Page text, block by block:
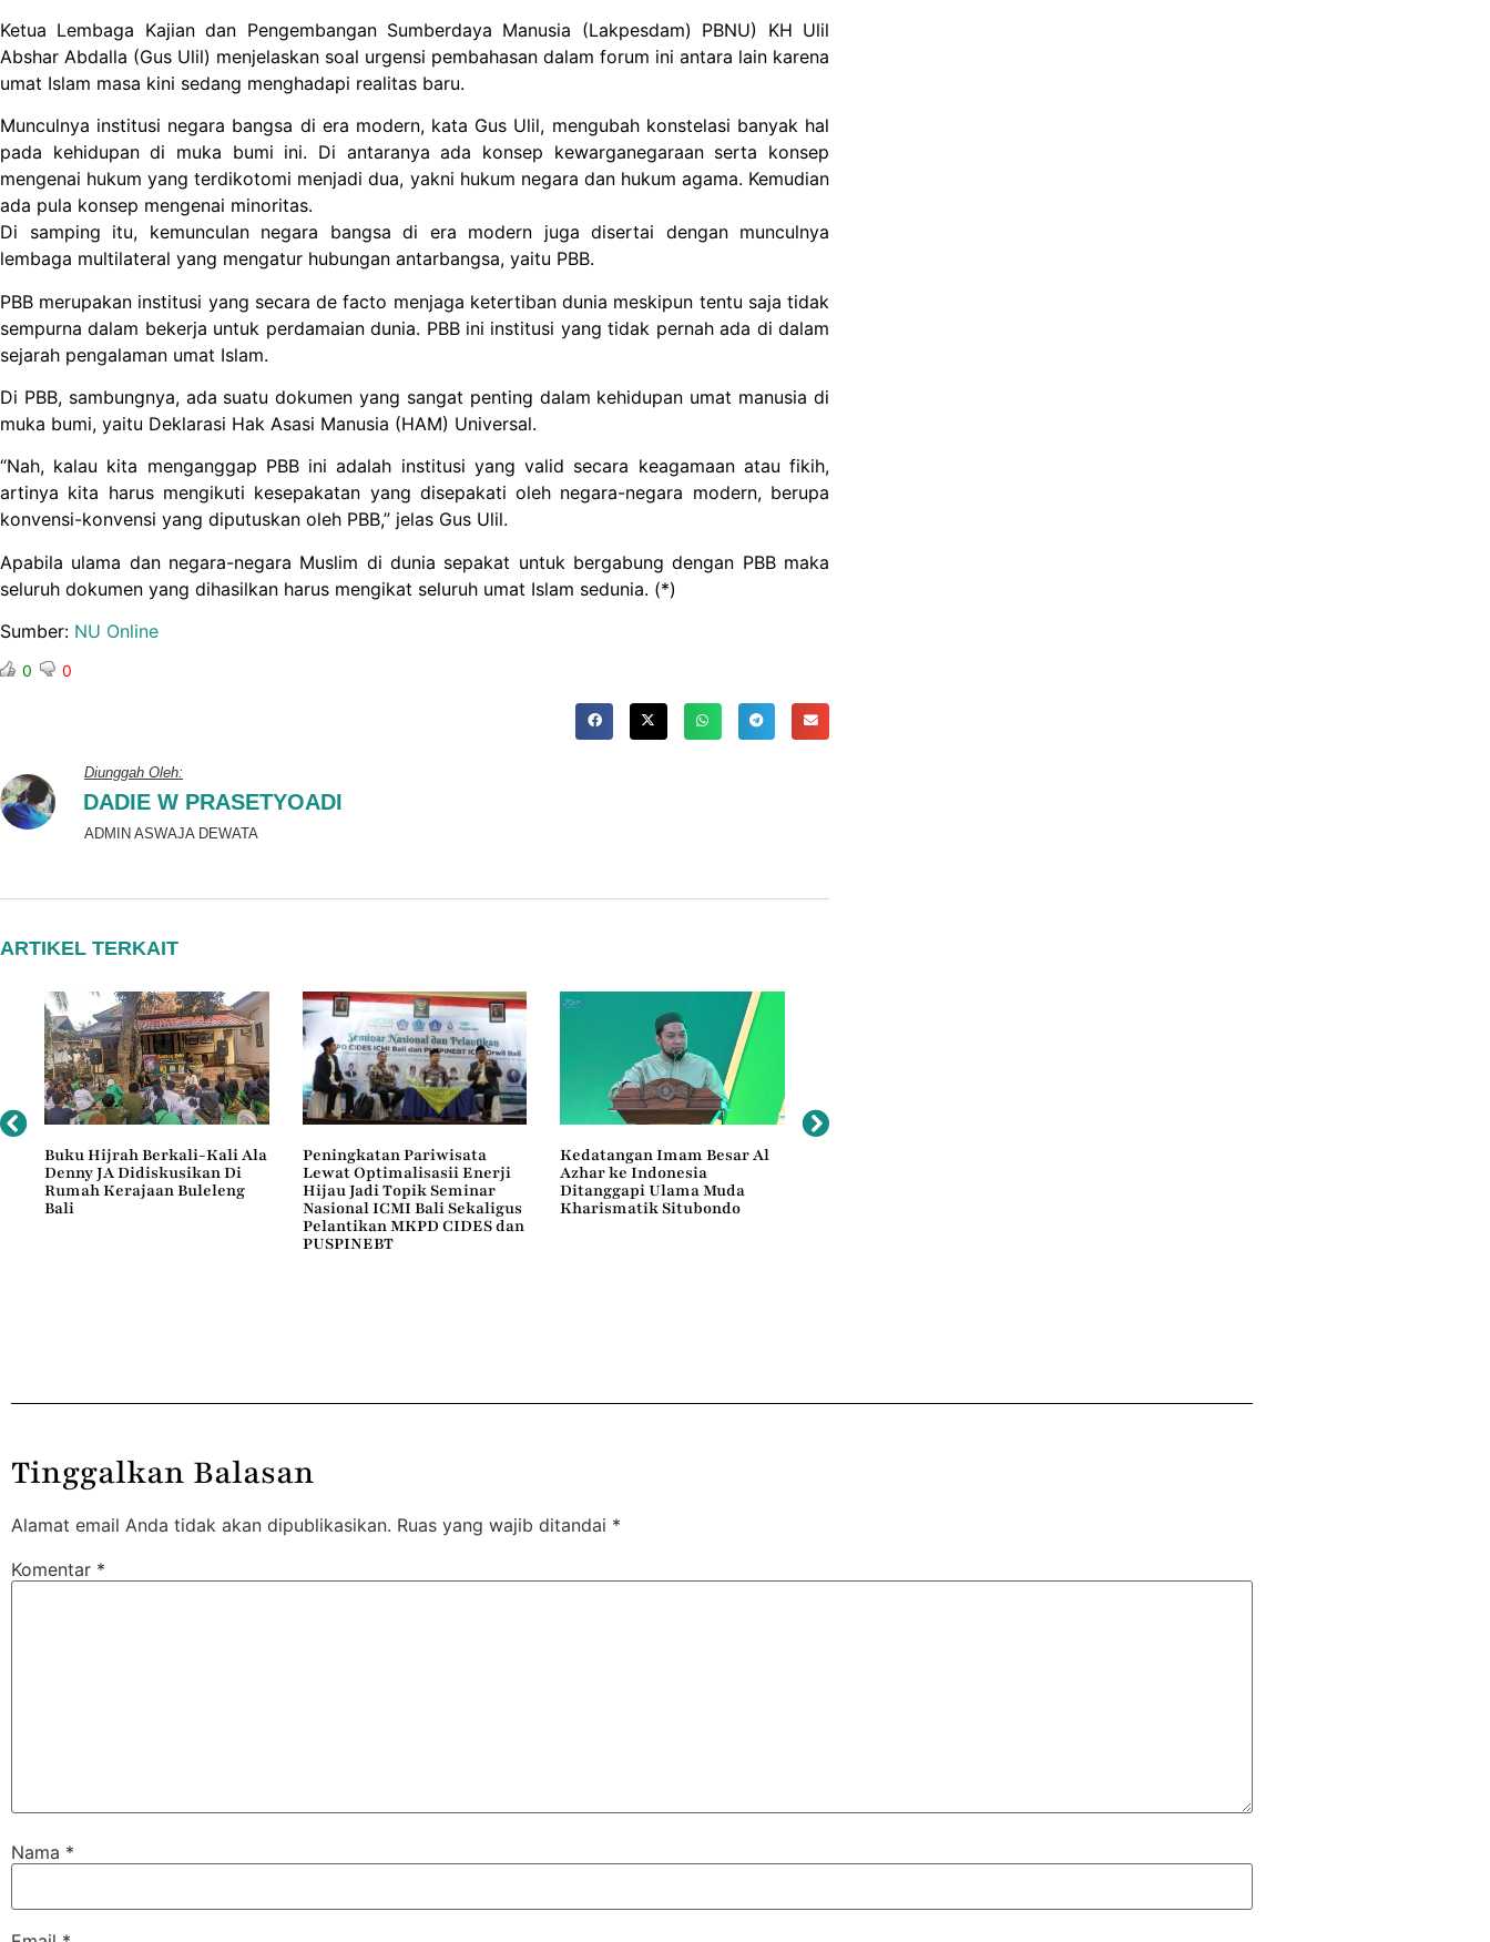
Ketua Lembaga Kajian dan Pengembangan Sumberdaya Manusia (Lakpesdam) PBNU) KH Ulil
Abshar Abdalla (Gus Ulil) menjelaskan soal urgensi pembahasan dalam forum ini antara lain karena
umat Islam masa kini sedang menghadapi realitas baru.
Munculnya institusi negara bangsa di era modern, kata Gus Ulil, mengubah konstelasi banyak hal
pada kehidupan di muka bumi ini. Di antaranya ada konsep kewarganegaraan serta konsep
mengenai hukum yang terdikotomi menjadi dua, yakni hukum negara dan hukum agama. Kemudian
ada pula konsep mengenai minoritas.
Di samping itu, kemunculan negara bangsa di era modern juga disertai dengan munculnya
lembaga multilateral yang mengatur hubungan antarbangsa, yaitu PBB.
PBB merupakan institusi yang secara de facto menjaga ketertiban dunia meskipun tentu saja tidak
sempurna dalam bekerja untuk perdamaian dunia. PBB ini institusi yang tidak pernah ada di dalam
sejarah pengalaman umat Islam.
Di PBB, sambungnya, ada suatu dokumen yang sangat penting dalam kehidupan umat manusia di
muka bumi, yaitu Deklarasi Hak Asasi Manusia (HAM) Universal.
“Nah, kalau kita menganggap PBB ini adalah institusi yang valid secara keagamaan atau fikih,
artinya kita harus mengikuti kesepakatan yang disepakati oleh negara-negara modern, berupa
konvensi-konvensi yang diputuskan oleh PBB,” jelas Gus Ulil.
Apabila ulama dan negara-negara Muslim di dunia sepakat untuk bergabung dengan PBB maka
seluruh dokumen yang dihasilkan harus mengikat seluruh umat Islam sedunia. (*)
Sumber: NU Online
0 0
Diunggah Oleh:
DADIE W PRASETYOADI
ADMIN ASWAJA DEWATA
ARTIKEL TERKAIT
Buku Hijrah Berkali-Kali Ala
Denny JA Didiskusikan Di
Rumah Kerajaan Buleleng
Bali
Peningkatan Pariwisata
Lewat Optimalisasii Enerji
Hijau Jadi Topik Seminar
Nasional ICMI Bali Sekaligus
Pelantikan MKPD CIDES dan
PUSPINEBT
Kedatangan Imam Besar Al
Azhar ke Indonesia
Ditanggapi Ulama Muda
Kharismatik Situbondo
Tinggalkan Balasan
Alamat email Anda tidak akan dipublikasikan. Ruas yang wajib ditandai *
Komentar *
Nama *